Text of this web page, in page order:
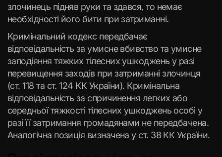
злочинець підняв руки та здався, то немає
необхідності його бити при затриманні.
Кримінальний кодекс передбачає
відповідальність за умисне вбивство та умисне
заподіяння тяжких тілесних ушкоджень у разі
перевищення заходів при затриманні злочинця
(ст. 118 та ст. 124 КК України). Кримінальна
відповідальність за спричинення легких або
середньої тяжкості тілесних ушкоджень особі у
разі її затримання громадянами не передбачена.
Аналогічна позиція визначена у ст. 38 КК України.